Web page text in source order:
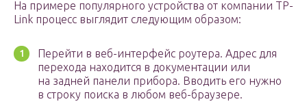
На примере популярного устройства от компании TP-
Link процесс выглядит следующим образом:
Перейти в веб-интерфейс роутера. Адрес для
перехода находится в документации или
на задней панели прибора. Вводить его нужно
в строку поиска в любом веб-браузере.